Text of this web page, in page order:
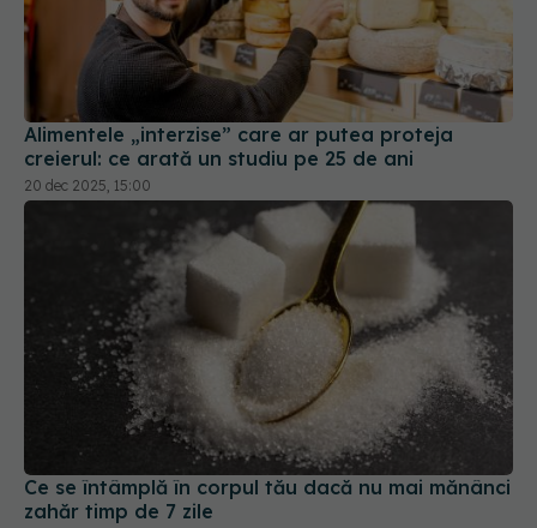
Alimentele „interzise” care ar putea proteja
creierul: ce arată un studiu pe 25 de ani
20 dec 2025, 15:00
Ce se întâmplă în corpul tău dacă nu mai mănânci
zahăr timp de 7 zile